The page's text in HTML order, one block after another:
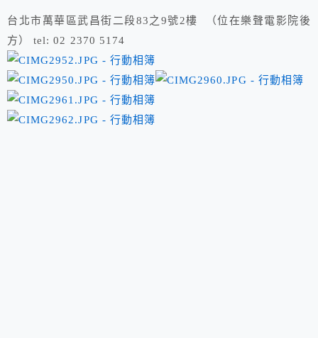
台北市萬華區武昌街二段83之9號2樓 （位在樂聲電影院後
方） tel: 02 2370 5174